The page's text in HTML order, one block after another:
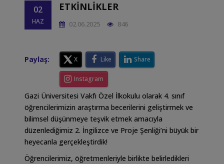
02
HAZ
ETKINLIKLER
02.06.2025 846
Paylaş: X Like Share
Instagram
Gazi Üniversitesi Vakfı Özel İlkokulu olarak 4. sınıf
öğrencilerimizin araştırma becerilerini geliştirmek ve
bilimsel düşünmeye teşvik etmek amacıyla
düzenlediğimiz 2. İngilizce ve Proje Şenliği’ni büyük bir
heyecanla gerçekleştirdik!
Öğrencilerimiz, öğretmenleriyle birlikte belirledikleri